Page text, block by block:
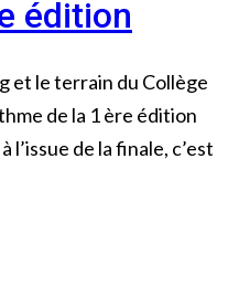
édition
et le terrain du Collège
de la 1 ère édition
l’issue de la finale, c’est